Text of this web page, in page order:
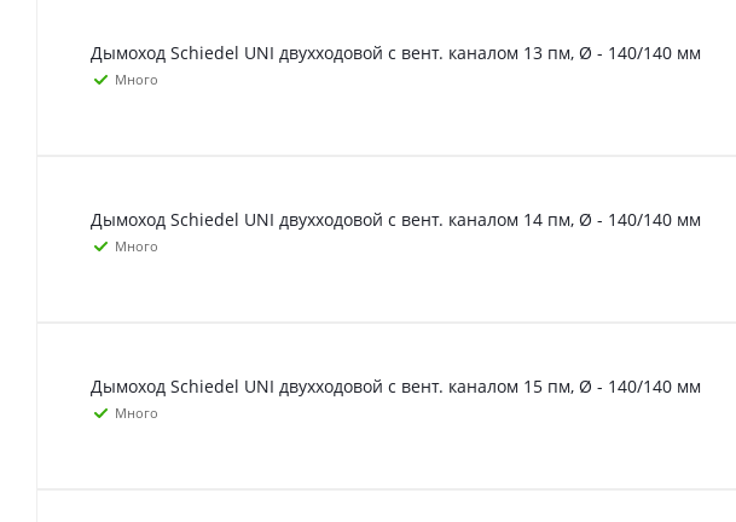
Дымоход Schiedel UNI двухходовой с вент. каналом 13 пм, Ø - 140/140 мм
Много
Дымоход Schiedel UNI двухходовой с вент. каналом 14 пм, Ø - 140/140 мм
Много
Дымоход Schiedel UNI двухходовой с вент. каналом 15 пм, Ø - 140/140 мм
Много